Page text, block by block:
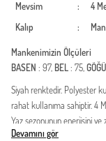
Mevsim
:
4
Kalıp
:
Mankenimizin Ölçüleri
BASEN : 97, BEL: 75,
Siyah renktedir. Polyester
rahat kullanıma sahiptir. 4
Yaz sezonunun enerjisini
mayo, fırfır detaylarıyla
Devamını gör